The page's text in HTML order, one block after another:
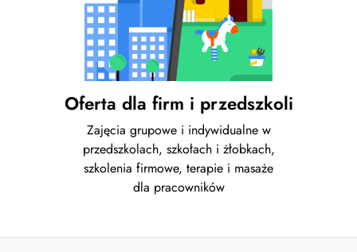
Oferta dla firm i przedszkoli
Zajęcia grupowe i indywidualne w
przedszkolach, szkołach i żłobkach,
szkolenia firmowe, terapie i masaże
dla pracowników